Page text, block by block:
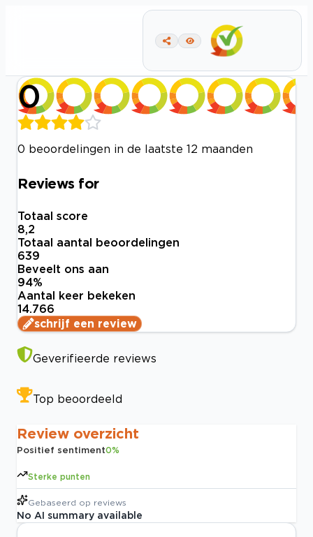
0
0 beoordelingen in de laatste 12 maanden
Reviews for
Totaal score
8,2
Totaal aantal beoordelingen
639
Beveelt ons aan
94%
Aantal keer bekeken
14.766
schrijf een review
Geverifieerde reviews
Top beoordeeld
Review overzicht
Positief sentiment0%
Sterke punten
Gebaseerd op reviews
No AI summary available